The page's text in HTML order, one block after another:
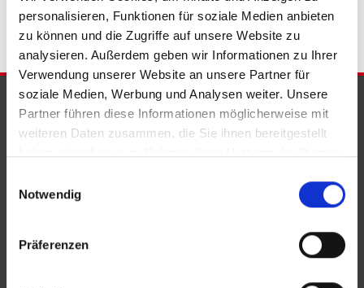
personalisieren, Funktionen für soziale Medien anbieten
zu können und die Zugriffe auf unsere Website zu
analysieren. Außerdem geben wir Informationen zu Ihrer
Verwendung unserer Website an unsere Partner für
soziale Medien, Werbung und Analysen weiter. Unsere
Partner führen diese Informationen möglicherweise mit
weiteren Daten zusammen, die Sie ihnen bereitgestellt
Notwendig
Präferenzen
PARTNER & AUSZEICHNUNGEN